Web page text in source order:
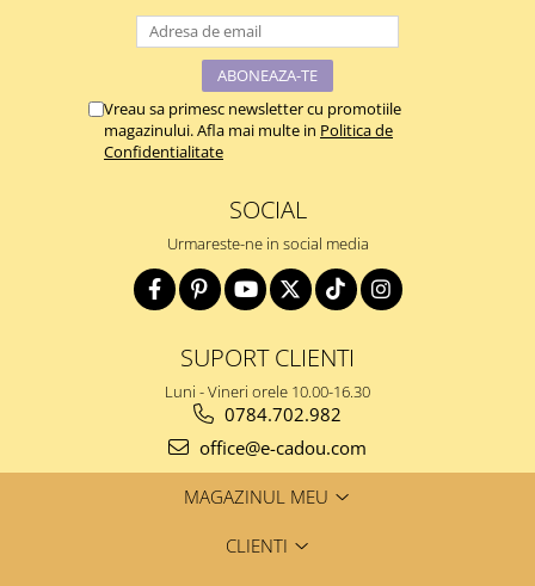
Vreau sa primesc newsletter cu promotiile
magazinului. Afla mai multe in Politica de
Confidentialitate
SOCIAL
Urmareste-ne in social media
SUPORT CLIENTI
Luni - Vineri orele 10.00-16.30
0784.702.982
office@e-cadou.com
MAGAZINUL MEU
CLIENTI